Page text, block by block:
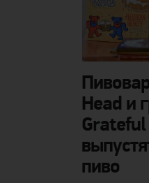
Head и
Grateful
пиво